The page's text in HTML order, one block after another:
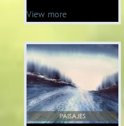
View more